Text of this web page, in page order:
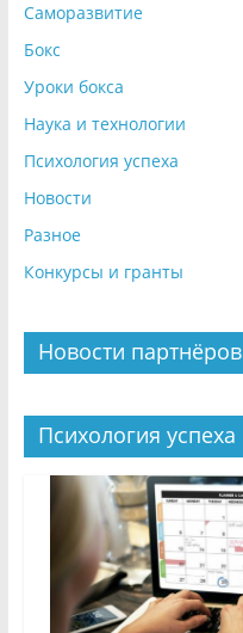
Саморазвитие
Бокс
Уроки бокса
Наука и технологии
Психология успеха
Новости
Разное
Конкурсы и гранты
Новости партнёров
Психология успеха